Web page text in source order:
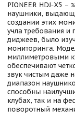
PIONEER HDJ-X5
наушники,
создании этих
учла требования и
диджеев, было
мониторинга.
миллиметровыми
обеспечивают
звук чистым даже
диапазон
способны
клубах, так и на
поворотный